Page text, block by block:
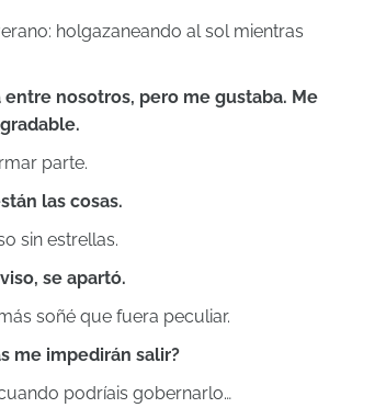
holgazaneando al sol mientras
nosotros, pero me gustaba. Me
parte.
las cosas.
sin estrellas.
se apartó.
soñé que fuera peculiar.
me impedirán salir?
podríais gobernarlo…